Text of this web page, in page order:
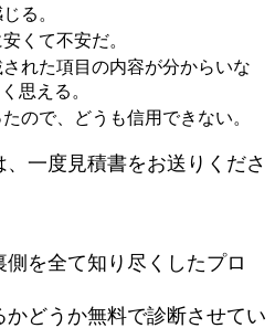
る。
くて不安だ。
れた項目の内容が分からいな
思える。
ので、どうも信用できない。
一度見積書をお送りくださ
を全て知り尽くしたプロ
どうか無料で診断させてい